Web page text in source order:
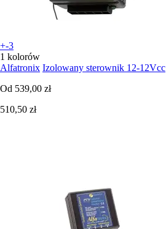
+-3
1 kolorów
Alfatronix Izolowany sterownik 12-12Vcc
Od 539,00 zł
510,50 zł